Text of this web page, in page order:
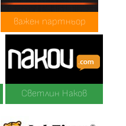
важен партньор
Светлин Наков